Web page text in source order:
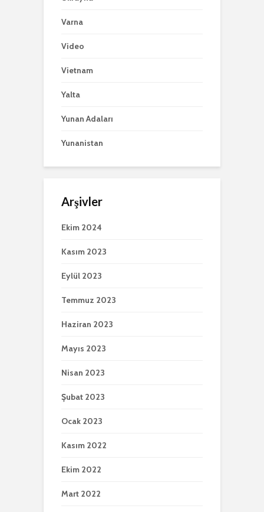
Varna
Video
Vietnam
Yalta
Yunan Adaları
Yunanistan
Arşivler
Ekim 2024
Kasım 2023
Eylül 2023
Temmuz 2023
Haziran 2023
Mayıs 2023
Nisan 2023
Şubat 2023
Ocak 2023
Kasım 2022
Ekim 2022
Mart 2022